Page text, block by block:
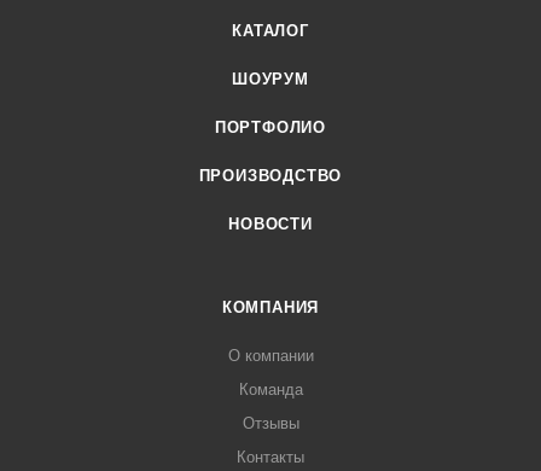
КАТАЛОГ
ШОУРУМ
ПОРТФОЛИО
ПРОИЗВОДСТВО
НОВОСТИ
КОМПАНИЯ
О компании
Команда
Отзывы
Контакты